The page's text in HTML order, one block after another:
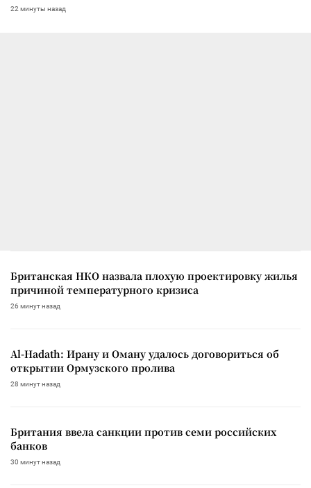
22 минуты назад
Британская НКО назвала плохую проектировку жилья
причиной температурного кризиса
26 минут назад
Al-Hadath: Ирану и Оману удалось договориться об
открытии Ормузского пролива
28 минут назад
Британия ввела санкции против семи российских
банков
30 минут назад